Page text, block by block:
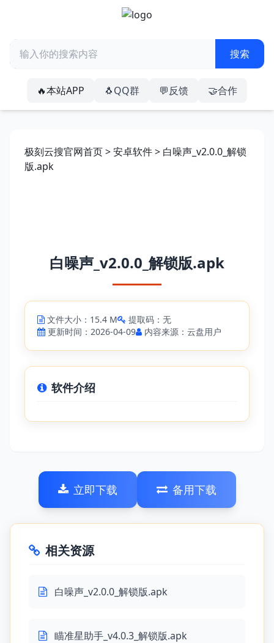
🔥本站APP 🐧QQ群 💬反馈 🤝合作
极刻云搜官网首页>安卓软件> 白噪声_v2.0.0_解锁
版.apk
白噪声_v2.0.0_解锁版.apk
文件大小：15.4 M
提取码：无
更新时间：2026-04-09
内容来源：云盘用户
软件介绍
立即下载 备用下载
相关资源
白噪声_v2.0.0_解锁版.apk
瞄准星助手_v4.0.3_解锁版.apk